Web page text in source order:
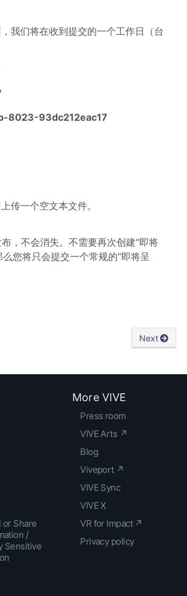
我们将在收到提交的一个工作日（台
8023-93dc212eac17
传一个空文本文件。
，不会消失。不需要再次创建“即将
您将只会提交一个常规的“即将呈
Next
or Share
/
Sensitive
More VIVE
Press room
VIVE Arts ↗
Blog
Viveport ↗
VIVE Sync
VIVE X
VR for Impact ↗
Privacy policy